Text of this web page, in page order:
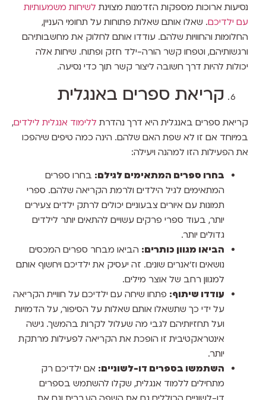
נסיעות ארוכות מספקות הזדמנות מצוינתלשיחות משמעותיות
עם ילדיכם. שאלו אותם שאלות פתוחות על תחומי העניין,
החלומות והחוויות שלהם. עודדו אותם לחלוק את מחשבותיהם
ורגשותיהם, וטפחו קשר הורה-ילד חזק ופתוח. שיחות אלה
יכולות להיות דרך חשובה ליצור קשר תוך כדי נסיעה.
קריאת ספרים באנגלית
קריאת ספרים באנגלית היא דרך נהדרתללימוד אנגלית לילדים,
במיוחד אם זו לא שפת האם שלהם. הינה כמה טיפים שיהפכו
את הפעילות הזו למהנה ויעילה:
בחרו ספרים המתאימים לגילם:בחרו ספרים
המתאימים לגיל הילדים ולרמת הקריאה שלהם. ספרי
תמונות עם איורים צבעוניים יכולים לרתק ילדים צעירים
יותר, בעוד ספרי פרקים עשויים להתאים יותר לילדים
גדולים יותר.
הביאו מגוון כותרים:הביאו מבחר ספרים המכסים
נושאים וז'אנרים שונים. זה יעסיק את ילדיכם ויחשוף אותם
למגוון רחב של אוצר מילים.
עודדו שיתוף:פתחו שיחה עם ילדיכם על חוויית הקריאה
על ידי כך שתשאלו אותם שאלות על הסיפור, על הדמויות
ועל תחזיותיהם לגבי מה שעלול לקרות בהמשך. גישה
אינטראקטיבית זו הופכת את הקריאה לפעילות מרתקת
יותר.
השתמשו בספרים דו-לשוניים:אם ילדיכם רק
מתחילים ללמוד אנגלית, שקלו להשתמש בספרים